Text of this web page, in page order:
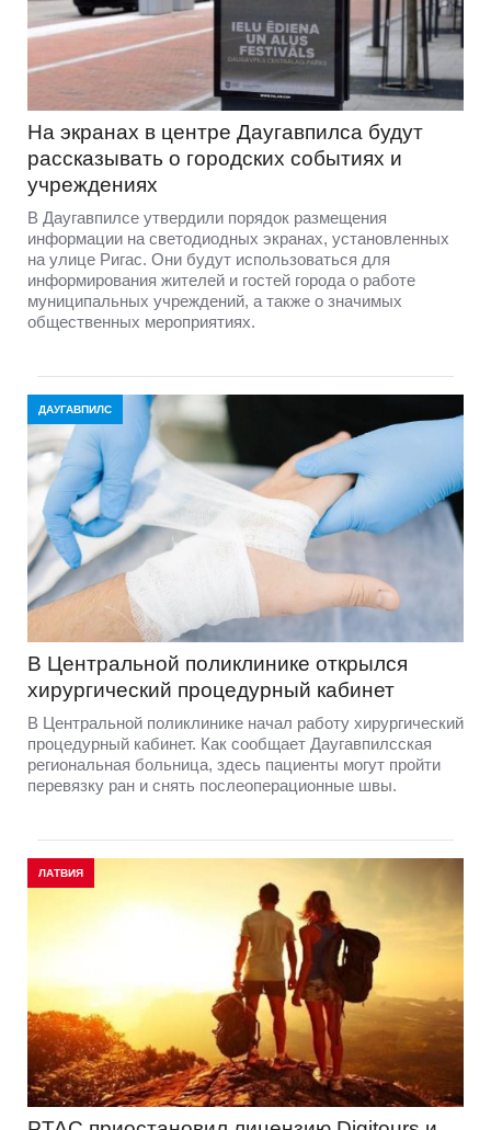
На экранах в центре Даугавпилса будут
рассказывать о городских событиях и
учреждениях
В Даугавпилсе утвердили порядок размещения
информации на светодиодных экранах, установленных
на улице Ригас. Они будут использоваться для
информирования жителей и гостей города о работе
муниципальных учреждений, а также о значимых
общественных мероприятиях.
ДАУГАВПИЛС
В Центральной поликлинике открылся
хирургический процедурный кабинет
В Центральной поликлинике начал работу хирургический
процедурный кабинет. Как сообщает Даугавпилсская
региональная больница, здесь пациенты могут пройти
перевязку ран и снять послеоперационные швы.
ЛАТВИЯ